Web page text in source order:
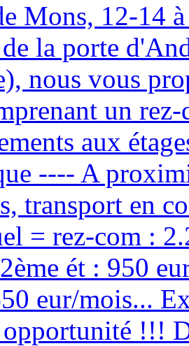
Mons, 12-14
la porte
nous vous
un rez-
aux
---- A
transport en
= rez-com :
ét : 950
eur/mois...
!!!